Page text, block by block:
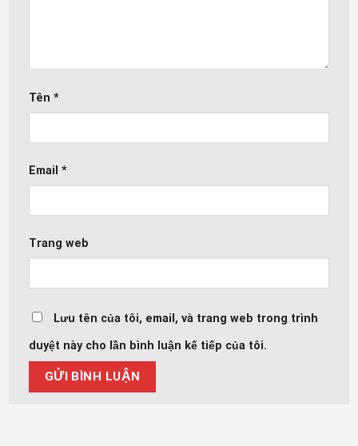
Tên *
Email *
Trang web
Lưu tên của tôi, email, và trang web trong trình
duyệt này cho lần bình luận kế tiếp của tôi.